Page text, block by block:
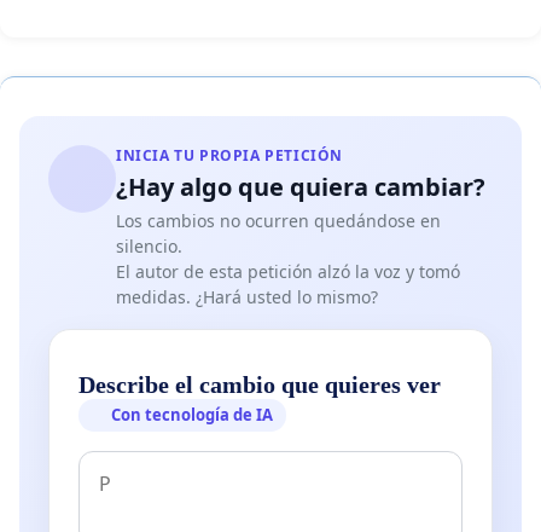
INICIA TU PROPIA PETICIÓN
¿Hay algo que quiera cambiar?
Los cambios no ocurren quedándose en
silencio.
El autor de esta petición alzó la voz y tomó
medidas. ¿Hará usted lo mismo?
Describe el cambio que quieres ver
Con tecnología de IA